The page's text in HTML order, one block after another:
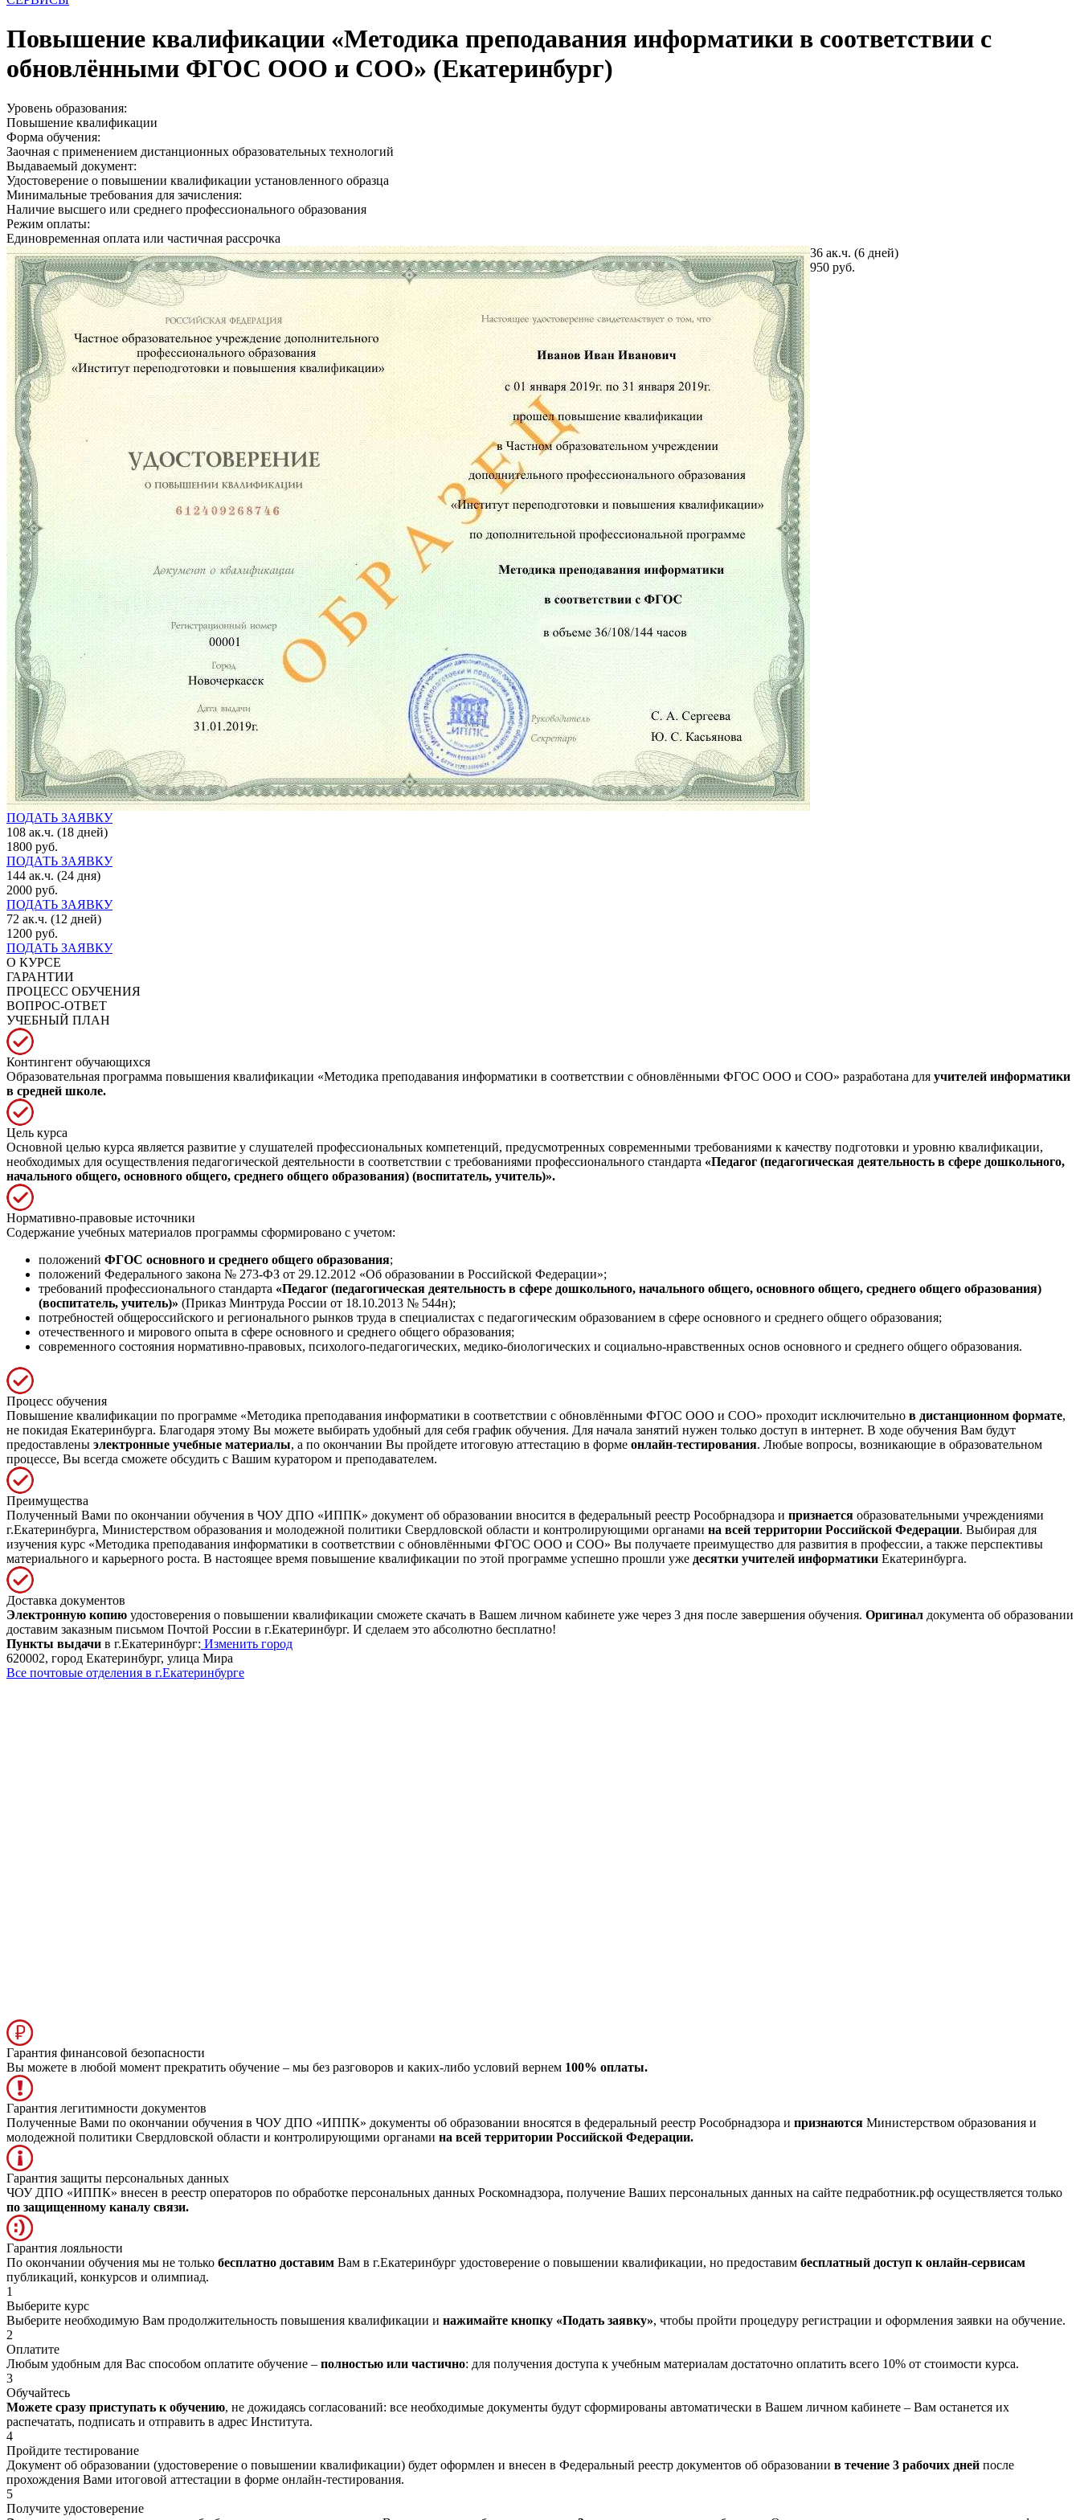
Повышение квалификации «Методика преподавания информатики в соответствии с
обновлёнными ФГОС ООО и СОО» (Екатеринбург)
Уровень образования:
Повышение квалификации
Форма обучения:
Заочная с применением дистанционных образовательных технологий
Выдаваемый документ:
Удостоверение о повышении квалификации установленного образца
Минимальные требования для зачисления:
Наличие высшего или среднего профессионального образования
Режим оплаты:
Единовременная оплата или частичная рассрочка
36 ак.ч. (6 дней)
950 руб.
ПОДАТЬ ЗАЯВКУ
108 ак.ч. (18 дней)
1800 руб.
ПОДАТЬ ЗАЯВКУ
144 ак.ч. (24 дня)
2000 руб.
ПОДАТЬ ЗАЯВКУ
72 ак.ч. (12 дней)
1200 руб.
ПОДАТЬ ЗАЯВКУ
О КУРСЕ
ГАРАНТИИ
ПРОЦЕСС ОБУЧЕНИЯ
ВОПРОС-ОТВЕТ
УЧЕБНЫЙ ПЛАН
Контингент обучающихся
Образовательная программа повышения квалификации «Методика преподавания информатики в соответствии с обновлёнными ФГОС ООО и СОО» разработана для учителей информатики
в средней школе.
Цель курса
Основной целью курса является развитие у слушателей профессиональных компетенций, предусмотренных современными требованиями к качеству подготовки и уровню квалификации,
необходимых для осуществления педагогической деятельности в соответствии с требованиями профессионального стандарта «Педагог (педагогическая деятельность в сфере дошкольного,
начального общего, основного общего, среднего общего образования) (воспитатель, учитель)».
Нормативно-правовые источники
Содержание учебных материалов программы сформировано с учетом:
положений ФГОС основного и среднего общего образования;
положений Федерального закона № 273-ФЗ от 29.12.2012 «Об образовании в Российской Федерации»;
требований профессионального стандарта «Педагог (педагогическая деятельность в сфере дошкольного, начального общего, основного общего, среднего общего образования)
(воспитатель, учитель)» (Приказ Минтруда России от 18.10.2013 № 544н);
потребностей общероссийского и регионального рынков труда в специалистах с педагогическим образованием в сфере основного и среднего общего образования;
отечественного и мирового опыта в сфере основного и среднего общего образования;
современного состояния нормативно-правовых, психолого-педагогических, медико-биологических и социально-нравственных основ основного и среднего общего образования.
Процесс обучения
Повышение квалификации по программе «Методика преподавания информатики в соответствии с обновлёнными ФГОС ООО и СОО» проходит исключительно в дистанционном формате,
не покидая Екатеринбурга. Благодаря этому Вы можете выбирать удобный для себя график обучения. Для начала занятий нужен только доступ в интернет. В ходе обучения Вам будут
предоставлены электронные учебные материалы, а по окончании Вы пройдете итоговую аттестацию в форме онлайн-тестирования. Любые вопросы, возникающие в образовательном
процессе, Вы всегда сможете обсудить с Вашим куратором и преподавателем.
Преимущества
Полученный Вами по окончании обучения в ЧОУ ДПО «ИППК» документ об образовании вносится в федеральный реестр Рособрнадзора и признается образовательными учреждениями
г.Екатеринбурга, Министерством образования и молодежной политики Свердловской области и контролирующими органами на всей территории Российской Федерации. Выбирая для
изучения курс «Методика преподавания информатики в соответствии с обновлёнными ФГОС ООО и СОО» Вы получаете преимущество для развития в профессии, а также перспективы
материального и карьерного роста. В настоящее время повышение квалификации по этой программе успешно прошли уже десятки учителей информатики Екатеринбурга.
Доставка документов
Электронную копию удостоверения о повышении квалификации сможете скачать в Вашем личном кабинете уже через 3 дня после завершения обучения. Оригинал документа об образовании
доставим заказным письмом Почтой России в г.Екатеринбург. И сделаем это абсолютно бесплатно!
Пункты выдачи в г.Екатеринбург: Изменить город
620002, город Екатеринбург, улица Мира
Все почтовые отделения в г.Екатеринбурге
Гарантия финансовой безопасности
Вы можете в любой момент прекратить обучение – мы без разговоров и каких-либо условий вернем 100% оплаты.
Гарантия легитимности документов
Полученные Вами по окончании обучения в ЧОУ ДПО «ИППК» документы об образовании вносятся в федеральный реестр Рособрнадзора и признаются Министерством образования и
молодежной политики Свердловской области и контролирующими органами на всей территории Российской Федерации.
Гарантия защиты персональных данных
ЧОУ ДПО «ИППК» внесен в реестр операторов по обработке персональных данных Роскомнадзора, получение Ваших персональных данных на сайте педработник.рф осуществляется только
по защищенному каналу связи.
Гарантия лояльности
По окончании обучения мы не только бесплатно доставим Вам в г.Екатеринбург удостоверение о повышении квалификации, но предоставим бесплатный доступ к онлайн-сервисам
публикаций, конкурсов и олимпиад.
1
Выберите курс
Выберите необходимую Вам продолжительность повышения квалификации и нажимайте кнопку «Подать заявку», чтобы пройти процедуру регистрации и оформления заявки на обучение.
2
Оплатите
Любым удобным для Вас способом оплатите обучение – полностью или частично: для получения доступа к учебным материалам достаточно оплатить всего 10% от стоимости курса.
3
Обучайтесь
Можете сразу приступать к обучению, не дожидаясь согласований: все необходимые документы будут сформированы автоматически в Вашем личном кабинете – Вам останется их
распечатать, подписать и отправить в адрес Института.
4
Пройдите тестирование
Документ об образовании (удостоверение о повышении квалификации) будет оформлен и внесен в Федеральный реестр документов об образовании в течение 3 рабочих дней после
прохождения Вами итоговой аттестации в форме онлайн-тестирования.
5
Получите удостоверение